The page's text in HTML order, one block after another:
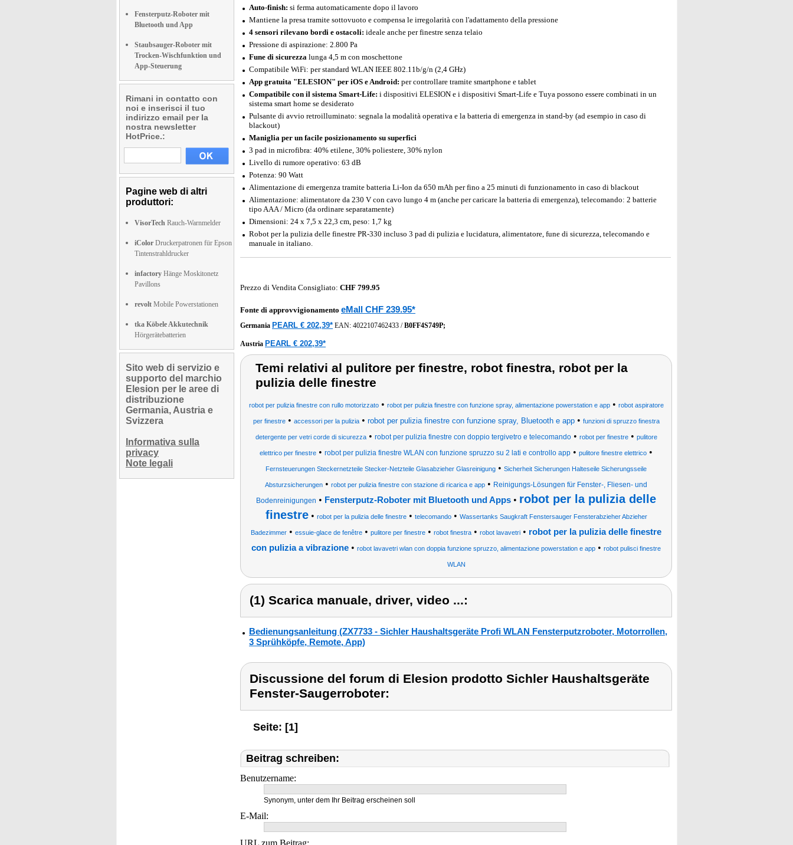
Fensterputz-Roboter mit
Bluetooth und App
Staubsauger-Roboter mit
Trocken-Wischfunktion und
App-Steuerung
Rimani in contatto con
noi e inserisci il tuo
indirizzo email per la
nostra newsletter
HotPrice.:
Pagine web di altri
produttori:
VisorTech Rauch-Warnmelder
iColor Druckerpatronen für Epson
Tintenstrahldrucker
infactory Hänge Moskitonetz
Pavillons
revolt Mobile Powerstationen
tka Köbele Akkutechnik
Hörgerätebatterien
Sito web di servizio e
supporto del marchio
Elesion per le aree di
distribuzione
Germania, Austria e
Svizzera
Informativa sulla
privacy
Note legali
Auto-finish: si ferma automaticamente dopo il lavoro
Mantiene la presa tramite sottovuoto e compensa le irregolarità con l'adattamento della pressione
4 sensori rilevano bordi e ostacoli: ideale anche per finestre senza telaio
Pressione di aspirazione: 2.800 Pa
Fune di sicurezza lunga 4,5 m con moschettone
Compatibile WiFi: per standard WLAN IEEE 802.11b/g/n (2,4 GHz)
App gratuita "ELESION" per iOS e Android: per controllare tramite smartphone e tablet
Compatibile con il sistema Smart-Life: i dispositivi ELESION e i dispositivi Smart-Life e Tuya possono essere combinati in un
sistema smart home se desiderato
Pulsante di avvio retroilluminato: segnala la modalità operativa e la batteria di emergenza in stand-by (ad esempio in caso di
blackout)
Maniglia per un facile posizionamento su superfici
3 pad in microfibra: 40% etilene, 30% poliestere, 30% nylon
Livello di rumore operativo: 63 dB
Potenza: 90 Watt
Alimentazione di emergenza tramite batteria Li-Ion da 650 mAh per fino a 25 minuti di funzionamento in caso di blackout
Alimentazione: alimentatore da 230 V con cavo lungo 4 m (anche per caricare la batteria di emergenza), telecomando: 2 batterie
tipo AAA / Micro (da ordinare separatamente)
Dimensioni: 24 x 7,5 x 22,3 cm, peso: 1,7 kg
Robot per la pulizia delle finestre PR-330 incluso 3 pad di pulizia e lucidatura, alimentatore, fune di sicurezza, telecomando e
manuale in italiano.
Prezzo di Vendita Consigliato: CHF 799.95
Fonte di approvvigionamento eMall CHF 239.95*
Germania PEARL € 202,39* EAN: 4022107462433 /B0FF4S749P;
Austria PEARL € 202,39*
Temi relativi al pulitore per finestre, robot finestra, robot per la
pulizia delle finestre
robot per pulizia finestre con rullo motorizzato• robot per pulizia finestre con funzione spray, alimentazione powerstation e app• robot aspiratore
per finestre• accessori per la pulizia• robot per pulizia finestre con funzione spray, Bluetooth e app• funzioni di spruzzo finestra
detergente per vetri corde di sicurezza• robot per pulizia finestre con doppio tergivetro e telecomando• robot per finestre• pulitore
elettrico per finestre • robot per pulizia finestre WLAN con funzione spruzzo su 2 lati e controllo app • pulitore finestre elettrico •
Fernsteuerungen Steckernetzteile Stecker-Netzteile Glasabzieher Glasreinigung • Sicherheit Sicherungen Halteseile Sicherungsseile
Absturzsicherungen • robot per pulizia finestre con stazione di ricarica e app • Reinigungs-Lösungen für Fenster-, Fliesen- und
Bodenreinigungen • Fensterputz-Roboter mit Bluetooth und Apps • robot per la pulizia delle
finestre• robot per la pulizia delle finestre• telecomando• Wassertanks Saugkraft Fenstersauger Fensterabzieher Abzieher
Badezimmer • essuie-glace de fenêtre • pulitore per finestre • robot finestra • robot lavavetri • robot per la pulizia delle finestre
con pulizia a vibrazione • robot lavavetri wlan con doppia funzione spruzzo, alimentazione powerstation e app • robot pulisci finestre
WLAN
(1) Scarica manuale, driver, video ...:
Bedienungsanleitung (ZX7733 - Sichler Haushaltsgeräte Profi WLAN Fensterputzroboter, Motorrollen,
3 Sprühköpfe, Remote, App)
Discussione del forum di Elesion prodotto Sichler Haushaltsgeräte
Fenster-Saugerroboter:
Seite: [1]
Beitrag schreiben:
Benutzername:
Synonym, unter dem Ihr Beitrag erscheinen soll
E-Mail:
URL zum Beitrag: